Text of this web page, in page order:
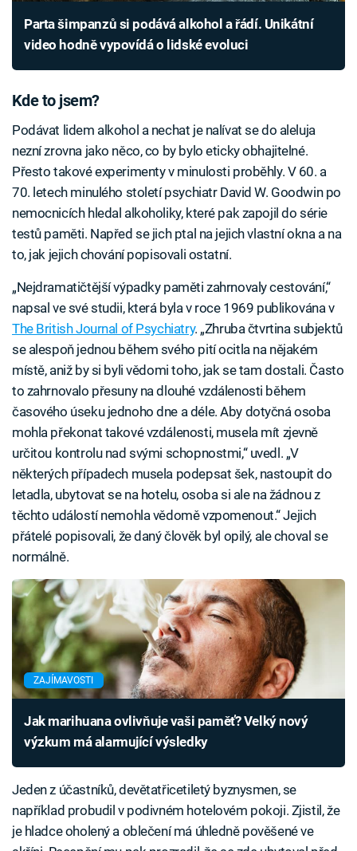
Parta šimpanzů si podává alkohol a řádí. Unikátní
video hodně vypovídá o lidské evoluci
Kde to jsem?
Podávat lidem alkohol a nechat je nalívat se do aleluja
nezní zrovna jako něco, co by bylo eticky obhajitelné.
Přesto takové experimenty v minulosti proběhly. V 60. a
70. letech minulého století psychiatr David W. Goodwin po
nemocnicích hledal alkoholiky, které pak zapojil do série
testů paměti. Napřed se jich ptal na jejich vlastní okna a na
to, jak jejich chování popisovali ostatní.
„Nejdramatičtější výpadky paměti zahrnovaly cestování,“
napsal ve své studii, která byla v roce 1969 publikována v
The British Journal of Psychiatry. „Zhruba čtvrtina subjektů
se alespoň jednou během svého pití ocitla na nějakém
místě, aniž by si byli vědomi toho, jak se tam dostali. Často
to zahrnovalo přesuny na dlouhé vzdálenosti během
časového úseku jednoho dne a déle. Aby dotyčná osoba
mohla překonat takové vzdálenosti, musela mít zjevně
určitou kontrolu nad svými schopnostmi,“ uvedl. „V
některých případech musela podepsat šek, nastoupit do
letadla, ubytovat se na hotelu, osoba si ale na žádnou z
těchto událostí nemohla vědomě vzpomenout.“ Jejich
přátelé popisovali, že daný člověk byl opilý, ale choval se
normálně.
ZAJÍMAVOSTI
Jak marihuana ovlivňuje vaši paměť? Velký nový
výzkum má alarmující výsledky
Jeden z účastníků, devětatřicetiletý byznysmen, se
například probudil v podivném hotelovém pokoji. Zjistil, že
je hladce oholený a oblečení má úhledně pověšené ve